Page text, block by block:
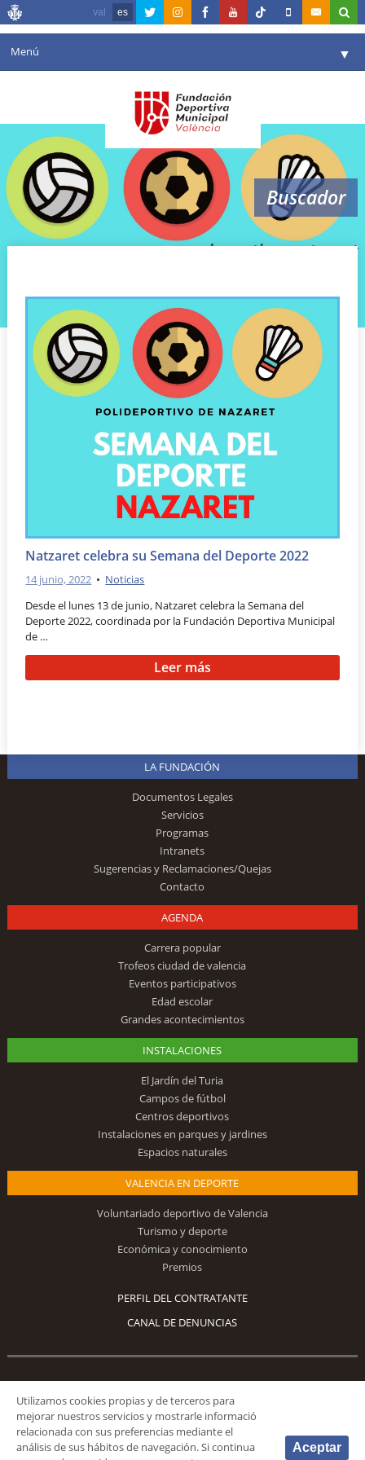
val es
Menú ▼
Agenda
Instalaciones ▼
Comunicación ▼
Valencia en deporte
Buscador
semana deportiva natzaret
Natzaret celebra su Semana del Deporte 2022
14 junio, 2022 • Noticias
Desde el lunes 13 de junio, Natzaret celebra la Semana del
Deporte 2022, coordinada por la Fundación Deportiva Municipal
de …
Leer más
LA FUNDACIÓN
Documentos Legales
Servicios
Programas
Intranets
Sugerencias y Reclamaciones/Quejas
Contacto
AGENDA
Carrera popular
Trofeos ciudad de valencia
Eventos participativos
Edad escolar
Grandes acontecimientos
INSTALACIONES
El Jardín del Turia
Campos de fútbol
Centros deportivos
Instalaciones en parques y jardines
Espacios naturales
VALENCIA EN DEPORTE
Voluntariado deportivo de Valencia
Turismo y deporte
Económica y conocimiento
Premios
PERFIL DEL CONTRATANTE
CANAL DE DENUNCIAS
Síguenos
Utilizamos cookies propias y de terceros para
mejorar nuestros servicios y mostrarle informació
relacionada con sus preferencias mediante el
análisis de sus hábitos de navegación. Si continua
Aceptar